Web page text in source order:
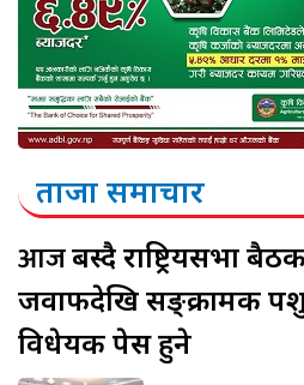
ताजा समाचार
आजबस्दै राष्ट्रियसभा
जवाफदेखि सङ्क्रामक पशु
विधेयक पेस हुने